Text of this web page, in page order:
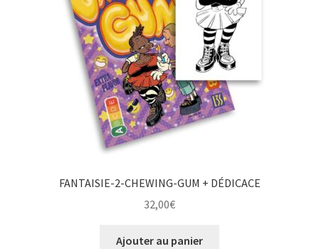
FANTAISIE-2-CHEWING-GUM + DÉDICACE
32,00€
Ajouter au panier